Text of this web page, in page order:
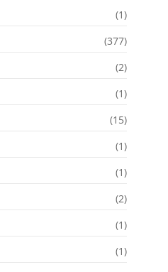
(1)
(377)
(2)
(1)
(15)
(1)
(1)
(2)
(1)
(1)